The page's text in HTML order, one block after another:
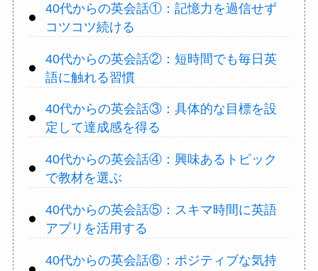
40代からの英会話①：記憶力を過信せず
コツコツ続ける
40代からの英会話②：短時間でも毎日英
語に触れる習慣
40代からの英会話③：具体的な目標を設
定して達成感を得る
40代からの英会話④：興味あるトピック
で教材を選ぶ
40代からの英会話⑤：スキマ時間に英語
アプリを活用する
40代からの英会話⑥：ポジティブな気持